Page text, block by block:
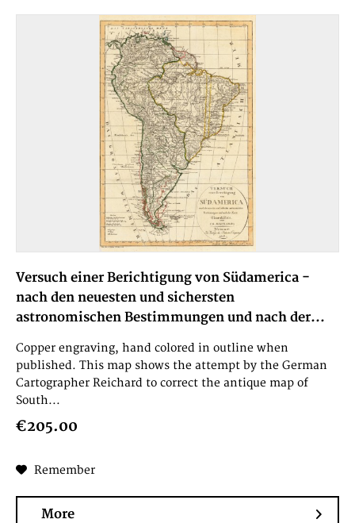
Versuch einer Berichtigung von Südamerica -
nach den neuesten und sichersten
astronomischen Bestimmungen und nach der...
Copper engraving, hand colored in outline when
published. This map shows the attempt by the German
Cartographer Reichard to correct the antique map of
South...
€205.00
Remember
More